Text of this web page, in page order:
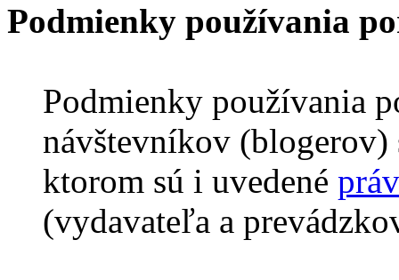
Podmienky používania
Podmienky používania
návštevníkov (blogerov)
ktorom sú i uvedené
(vydavateľa a